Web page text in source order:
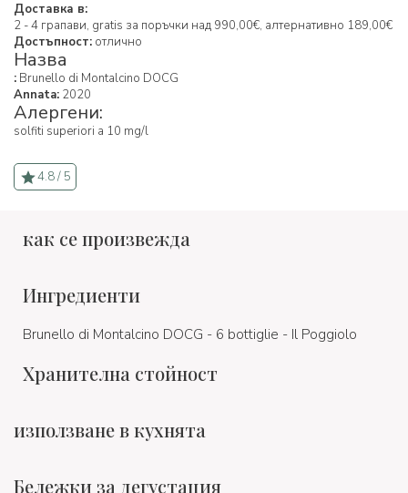
Доставка в:
2 - 4 грапави, gratis за поръчки над 990,00€, алтернативно 189,00€
Достъпност: отлично
Назва
: Brunello di Montalcino DOCG
Annata: 2020
Алергени:
solfiti superiori a 10 mg/l
4.8 / 5
как се произвежда
Ингредиенти
Brunello di Montalcino DOCG - 6 bottiglie - Il Poggiolo
Хранителна стойност
използване в кухнята
Бележки за дегустация